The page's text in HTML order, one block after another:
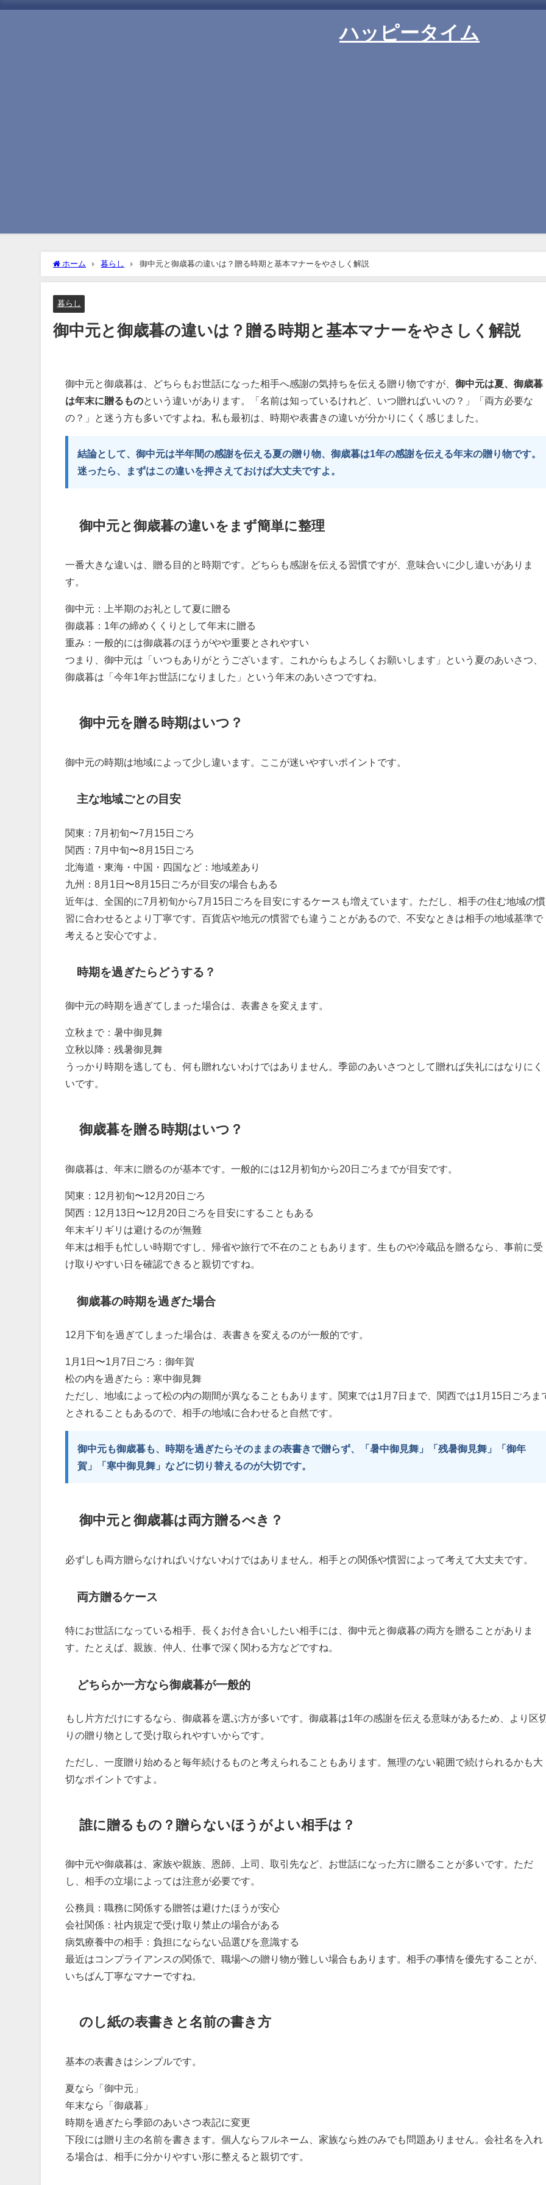
ハッピータイム
ホーム 暮らし 御中元と御歳暮の違いは？贈る時期と基本マナーをやさしく解説
暮らし
御中元と御歳暮の違いは？贈る時期と基本マナーをやさしく解説
御中元と御歳暮は、どちらもお世話になった相手へ感謝の気持ちを伝える贈り物ですが、御中元は夏、御歳暮
は年末に贈るものという違いがあります。「名前は知っているけれど、いつ贈ればいいの？」「両方必要な
の？」と迷う方も多いですよね。私も最初は、時期や表書きの違いが分かりにくく感じました。
結論として、御中元は半年間の感謝を伝える夏の贈り物、御歳暮は1年の感謝を伝える年末の贈り物です。
迷ったら、まずはこの違いを押さえておけば大丈夫ですよ。
御中元と御歳暮の違いをまず簡単に整理
一番大きな違いは、贈る目的と時期です。どちらも感謝を伝える習慣ですが、意味合いに少し違いがありま
す。
御中元：上半期のお礼として夏に贈る
御歳暮：1年の締めくくりとして年末に贈る
重み：一般的には御歳暮のほうがやや重要とされやすい
つまり、御中元は「いつもありがとうございます。これからもよろしくお願いします」という夏のあいさつ、
御歳暮は「今年1年お世話になりました」という年末のあいさつですね。
御中元を贈る時期はいつ？
御中元の時期は地域によって少し違います。ここが迷いやすいポイントです。
主な地域ごとの目安
関東：7月初旬〜7月15日ごろ
関西：7月中旬〜8月15日ごろ
北海道・東海・中国・四国など：地域差あり
九州：8月1日〜8月15日ごろが目安の場合もある
近年は、全国的に7月初旬から7月15日ごろを目安にするケースも増えています。ただし、相手の住む地域の慣
習に合わせるとより丁寧です。百貨店や地元の慣習でも違うことがあるので、不安なときは相手の地域基準で
考えると安心ですよ。
時期を過ぎたらどうする？
御中元の時期を過ぎてしまった場合は、表書きを変えます。
立秋まで：暑中御見舞
立秋以降：残暑御見舞
うっかり時期を逃しても、何も贈れないわけではありません。季節のあいさつとして贈れば失礼にはなりにく
いです。
御歳暮を贈る時期はいつ？
御歳暮は、年末に贈るのが基本です。一般的には12月初旬から20日ごろまでが目安です。
関東：12月初旬〜12月20日ごろ
関西：12月13日〜12月20日ごろを目安にすることもある
年末ギリギリは避けるのが無難
年末は相手も忙しい時期ですし、帰省や旅行で不在のこともあります。生ものや冷蔵品を贈るなら、事前に受
け取りやすい日を確認できると親切ですね。
御歳暮の時期を過ぎた場合
12月下旬を過ぎてしまった場合は、表書きを変えるのが一般的です。
1月1日〜1月7日ごろ：御年賀
松の内を過ぎたら：寒中御見舞
ただし、地域によって松の内の期間が異なることもあります。関東では1月7日まで、関西では1月15日ごろま
とされることもあるので、相手の地域に合わせると自然です。
御中元も御歳暮も、時期を過ぎたらそのままの表書きで贈らず、「暑中御見舞」「残暑御見舞」「御年
賀」「寒中御見舞」などに切り替えるのが大切です。
御中元と御歳暮は両方贈るべき？
必ずしも両方贈らなければいけないわけではありません。相手との関係や慣習によって考えて大丈夫です。
両方贈るケース
特にお世話になっている相手、長くお付き合いしたい相手には、御中元と御歳暮の両方を贈ることがありま
す。たとえば、親族、仲人、仕事で深く関わる方などですね。
どちらか一方なら御歳暮が一般的
もし片方だけにするなら、御歳暮を選ぶ方が多いです。御歳暮は1年の感謝を伝える意味があるため、より区
りの贈り物として受け取られやすいからです。
ただし、一度贈り始めると毎年続けるものと考えられることもあります。無理のない範囲で続けられるかも大
切なポイントですよ。
誰に贈るもの？贈らないほうがよい相手は？
御中元や御歳暮は、家族や親族、恩師、上司、取引先など、お世話になった方に贈ることが多いです。ただ
し、相手の立場によっては注意が必要です。
公務員：職務に関係する贈答は避けたほうが安心
会社関係：社内規定で受け取り禁止の場合がある
病気療養中の相手：負担にならない品選びを意識する
最近はコンプライアンスの関係で、職場への贈り物が難しい場合もあります。相手の事情を優先することが、
いちばん丁寧なマナーですね。
のし紙の表書きと名前の書き方
基本の表書きはシンプルです。
夏なら「御中元」
年末なら「御歳暮」
時期を過ぎたら季節のあいさつ表記に変更
下段には贈り主の名前を書きます。個人ならフルネーム、家族なら姓のみでも問題ありません。会社名を入れ
る場合は、相手に分かりやすい形に整えると親切です。